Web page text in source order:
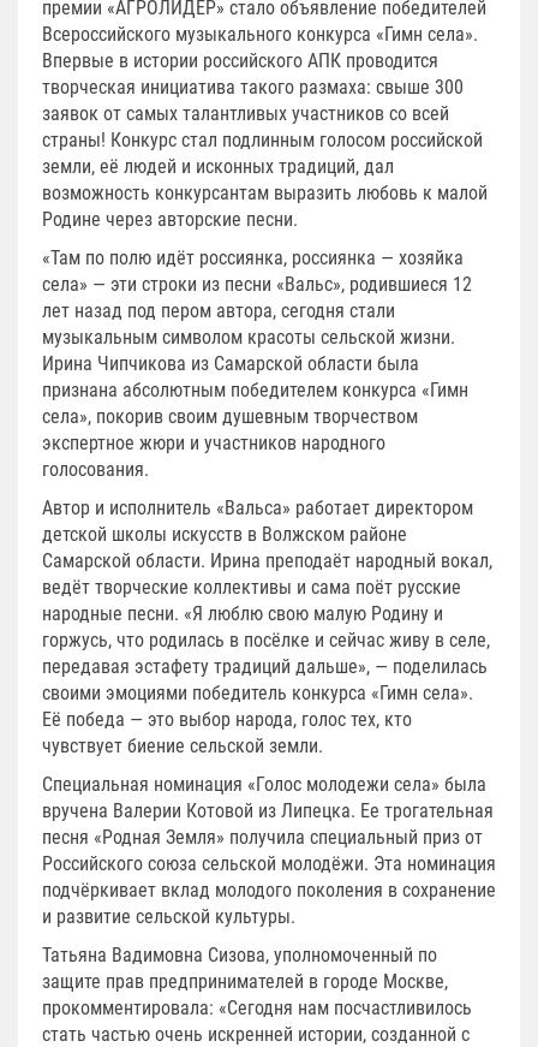
премии «АГРОЛИДЕР» стало объявление победителей
Всероссийского музыкального конкурса «Гимн села».
Впервые в истории российского АПК проводится
творческая инициатива такого размаха: свыше 300
заявок от самых талантливых участников со всей
страны! Конкурс стал подлинным голосом российской
земли, её людей и исконных традиций, дал
возможность конкурсантам выразить любовь к малой
Родине через авторские песни.
«Там по полю идёт россиянка, россиянка — хозяйка
села» — эти строки из песни «Вальс», родившиеся 12
лет назад под пером автора, сегодня стали
музыкальным символом красоты сельской жизни.
Ирина Чипчикова из Самарской области была
признана абсолютным победителем конкурса «Гимн
села», покорив своим душевным творчеством
экспертное жюри и участников народного
голосования.
Автор и исполнитель «Вальса» работает директором
детской школы искусств в Волжском районе
Самарской области. Ирина преподаёт народный вокал,
ведёт творческие коллективы и сама поёт русские
народные песни. «Я люблю свою малую Родину и
горжусь, что родилась в посёлке и сейчас живу в селе,
передавая эстафету традиций дальше», — поделилась
своими эмоциями победитель конкурса «Гимн села».
Её победа — это выбор народа, голос тех, кто
чувствует биение сельской земли.
Специальная номинация «Голос молодежи села» была
вручена Валерии Котовой из Липецка. Ее трогательная
песня «Родная Земля» получила специальный приз от
Российского союза сельской молодёжи. Эта номинация
подчёркивает вклад молодого поколения в сохранение
и развитие сельской культуры.
Татьяна Вадимовна Сизова, уполномоченный по
защите прав предпринимателей в городе Москве,
прокомментировала: «Сегодня нам посчастливилось
стать частью очень искренней истории, созданной с